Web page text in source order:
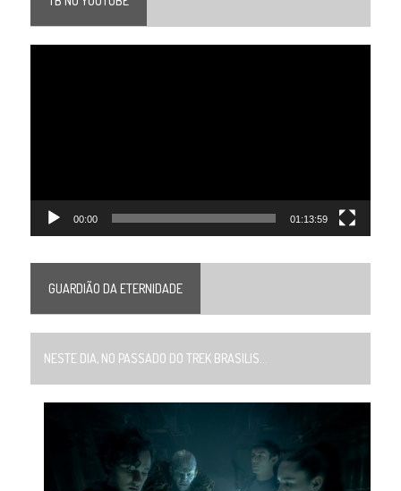
00:00 01:13:59
GUARDIÃO DA ETERNIDADE
NESTE DIA, NO PASSADO DO TREK BRASILIS...